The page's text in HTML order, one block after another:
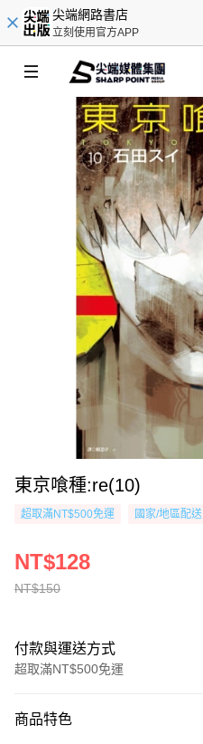
尖端網路書店
立刻使用官方APP
東京喰種:re(10)
超取滿NT$500免運 國家/地區配送
NT$150
NT$128
付款與運送方式
超取滿NT$500免運
信用卡一次付款
商品特色